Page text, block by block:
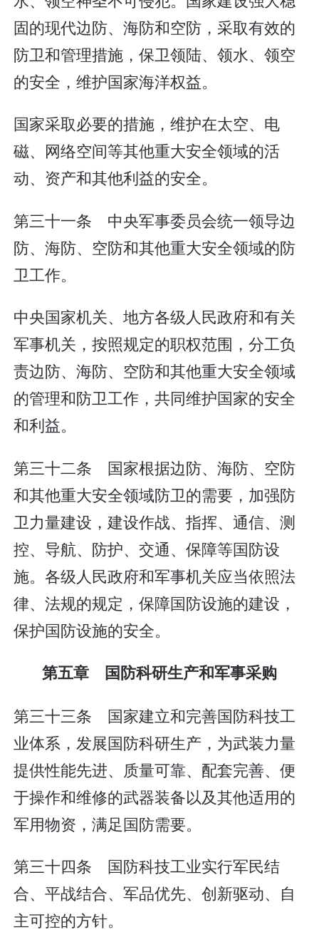
固的现代边防、海防和空防，采取有效的
防卫和管理措施，保卫领陆、领水、领空
的安全，维护国家海洋权益。
国家采取必要的措施，维护在太空、电
磁、网络空间等其他重大安全领域的活
动、资产和其他利益的安全。
第三十一条 中央军事委员会统一领导边
防、海防、空防和其他重大安全领域的防
卫工作。
中央国家机关、地方各级人民政府和有关
军事机关，按照规定的职权范围，分工负
责边防、海防、空防和其他重大安全领域
的管理和防卫工作，共同维护国家的安全
和利益。
第三十二条 国家根据边防、海防、空防
和其他重大安全领域防卫的需要，加强防
卫力量建设，建设作战、指挥、通信、测
控、导航、防护、交通、保障等国防设
施。各级人民政府和军事机关应当依照法
律、法规的规定，保障国防设施的建设，
保护国防设施的安全。
第五章 国防科研生产和军事采购
第三十三条 国家建立和完善国防科技工
业体系，发展国防科研生产，为武装力量
提供性能先进、质量可靠、配套完善、便
于操作和维修的武器装备以及其他适用的
军用物资，满足国防需要。
第三十四条 国防科技工业实行军民结
合、平战结合、军品优先、创新驱动、自
主可控的方针。